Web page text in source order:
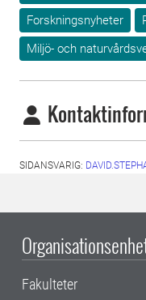
Forskningsnyheter
Miljö- och
SIDANSVARIG:
Fakulteter